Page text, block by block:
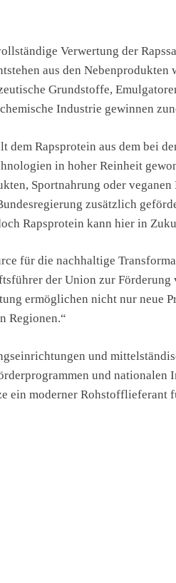
Verwertung der
aus den
Grundstoffe,
Industrie gewinnen
dem Rapsprotein aus dem bei
in hoher Reinheit
Sportnahrung oder
zusätzlich
Rapsprotein kann hier in
für die nachhaltige
der Union zur
ermöglichen nicht nur neue
Regionen.“
und
und
ein moderner Rohstofflieferant